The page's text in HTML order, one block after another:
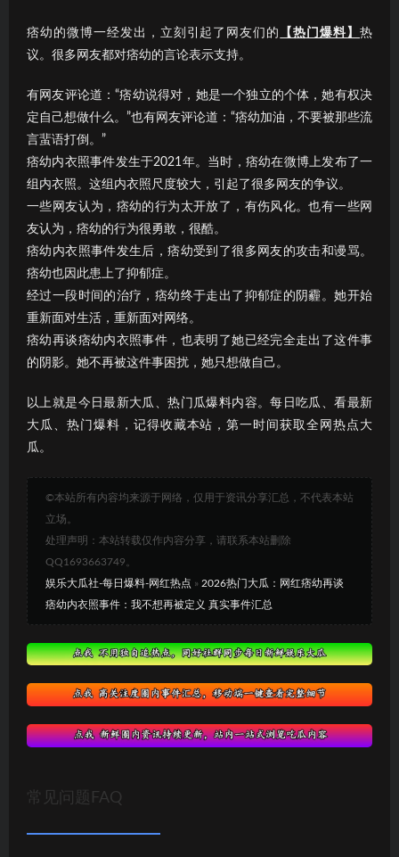
痞幼的微博一经发出，立刻引起了网友们的 【热门爆料】热
议。很多网友都对痞幼的言论表示支持。
有网友评论道：“痞幼说得对，她是一个独立的个体，她有权决
定自己想做什么。”也有网友评论道：“痞幼加油，不要被那些流
言蜚语打倒。”
痞幼内衣照事件发生于2021年。当时，痞幼在微博上发布了一
组内衣照。这组内衣照尺度较大，引起了很多网友的争议。
一些网友认为，痞幼的行为太开放了，有伤风化。也有一些网
友认为，痞幼的行为很勇敢，很酷。
痞幼内衣照事件发生后，痞幼受到了很多网友的攻击和谩骂。
痞幼也因此患上了抑郁症。
经过一段时间的治疗，痞幼终于走出了抑郁症的阴霾。她开始
重新面对生活，重新面对网络。
痞幼再谈痞幼内衣照事件，也表明了她已经完全走出了这件事
的阴影。她不再被这件事困扰，她只想做自己。
以上就是今日最新大瓜、热门瓜爆料内容。每日吃瓜、看最新
大瓜、热门爆料，记得收藏本站，第一时间获取全网热点大
瓜。
©本站所有内容均来源于网络，仅用于资讯分享汇总，不代表本站
立场。
处理声明：本站转载仅作内容分享，请联系本站删除
QQ1693663749。
娱乐大瓜社-每日爆料-网红热点 » 2026热门大瓜：网红痞幼再谈
痞幼内衣照事件：我不想再被定义 真实事件汇总
常见问题FAQ